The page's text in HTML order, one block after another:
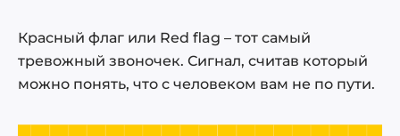
заметные со временем
Как не допустить некачественного
сотрудника в отделе IT-разработки. Чек-
Красный флаг или Red flag – тот самый
тревожный звоночек. Сигнал, считав который
можно понять, что с человеком вам не по пути.